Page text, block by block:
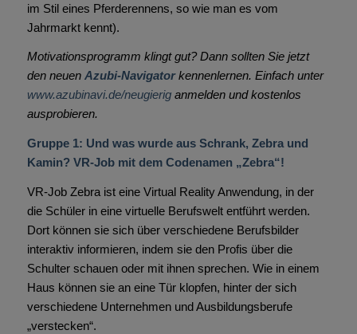
im Stil eines Pferderennens, so wie man es vom
Jahrmarkt kennt).
Motivationsprogramm klingt gut? Dann sollten Sie jetzt
den neuen Azubi-Navigatorkennenlernen. Einfach unter
www.azubinavi.de/neugieriganmelden und kostenlos
ausprobieren.
Gruppe 1: Und was wurde aus Schrank, Zebra und
Kamin? VR-Job mit dem Codenamen „Zebra“!
VR-Job Zebra ist eine Virtual Reality Anwendung, in der
die Schüler in eine virtuelle Berufswelt entführt werden.
Dort können sie sich über verschiedene Berufsbilder
interaktiv informieren, indem sie den Profis über die
Schulter schauen oder mit ihnen sprechen. Wie in einem
Haus können sie an eine Tür klopfen, hinter der sich
verschiedene Unternehmen und Ausbildungsberufe
„verstecken“.